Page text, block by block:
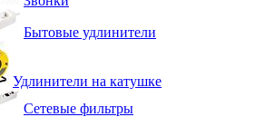
Бытовые удлинители
Удлинители на катушке
Сетевые фильтры